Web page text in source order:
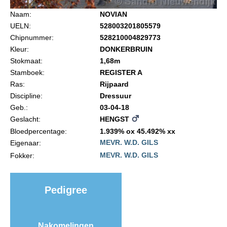
Import registratie
I&R Registratie
Informatie overschrijven paspoort
Formulier overschrijven op naam
Animal Health Regulation
Gids voor Goede Praktijken
Marktplaats
Naam:
NOVIAN
UELN:
528003201805579
Chipnummer:
528210004829773
Kleur:
DONKERBRUIN
Stokmaat:
1,68m
Stamboek:
REGISTER A
Ras:
Rijpaard
Discipline:
Dressuur
Geb.:
03-04-18
Geslacht:
HENGST
Bloedpercentage:
1.939% ox 45.492% xx
Eigenaar:
MEVR. W.D. GILS
Fokker:
MEVR. W.D. GILS
Pedigree